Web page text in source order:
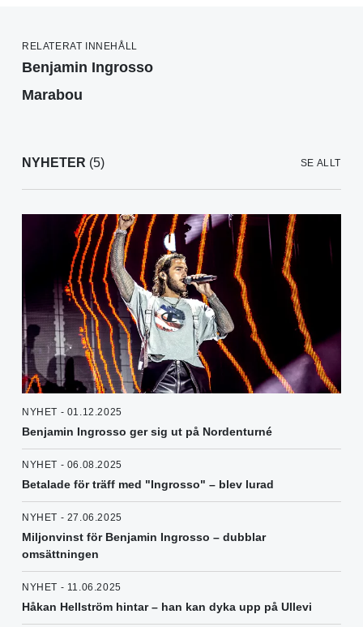
RELATERAT INNEHÅLL
Benjamin Ingrosso
Marabou
NYHETER (5) SE ALLT
NYHET - 01.12.2025
Benjamin Ingrosso ger sig ut på Nordenturné
NYHET - 06.08.2025
Betalade för träff med "Ingrosso" – blev lurad
NYHET - 27.06.2025
Miljonvinst för Benjamin Ingrosso – dubblar
omsättningen
NYHET - 11.06.2025
Håkan Hellström hintar – han kan dyka upp på Ullevi